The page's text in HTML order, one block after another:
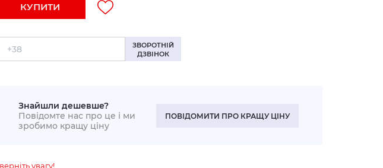
КУПИТИ
ЗВОРОТНІЙ
ДЗВІНОК
Знайшли дешевше?
Повідомте нас про це і ми
зробимо кращу ціну
ПОВІДОМИТИ ПРО КРАЩУ ЦІНУ
увагу!